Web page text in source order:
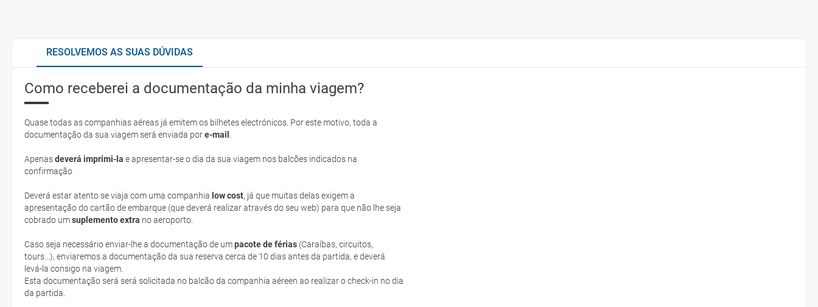
RESOLVEMOS AS SUAS DÚVIDAS
Como receberei a documentação da minha viagem?
Quase todas as companhias aéreas já emitem os bilhetes electrónicos. Por este motivo, toda a
documentação da sua viagem será enviada pore-mail
Apenasdeverá imprimi-la e apresentar-se o dia da sua viagem nos balcões indicados na
confirmação
Deverá estar atento se viaja com uma companhia low cost, já que muitas delas exigem a
apresentação do cartão de embarque (que deverá realizar através do seu web) para que não lhe seja
cobrado umsuplemento extra no aeroporto.
Caso seja necessário enviar-lhe a documentação de umpacote de férias (Caraíbas, circuitos,
tours...), enviaremos a documentação da sua reserva cerca de 10 dias antes da partida, e deverá
levá-la consigo na viagem.
Esta documentação será será solicitada no balcão da companhia aéreen ao realizar o check-in no dia
da partida.